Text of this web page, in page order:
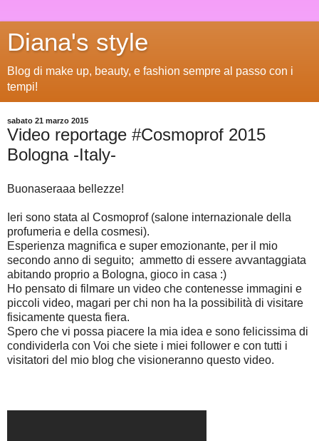
Diana's style
Blog di make up, beauty, e fashion sempre al passo con i
tempi!
sabato 21 marzo 2015
Video reportage #Cosmoprof 2015
Bologna -Italy-
Buonaseraaa bellezze!
Ieri sono stata al Cosmoprof (salone internazionale della
profumeria e della cosmesi).
Esperienza magnifica e super emozionante, per il mio
secondo anno di seguito; ammetto di essere avvantaggiata
abitando proprio a Bologna, gioco in casa :)
Ho pensato di filmare un video che contenesse immagini e
piccoli video, magari per chi non ha la possibilità di visitare
fisicamente questa fiera.
Spero che vi possa piacere la mia idea e sono felicissima di
condividerla con Voi che siete i miei follower e con tutti i
visitatori del mio blog che visioneranno questo video.